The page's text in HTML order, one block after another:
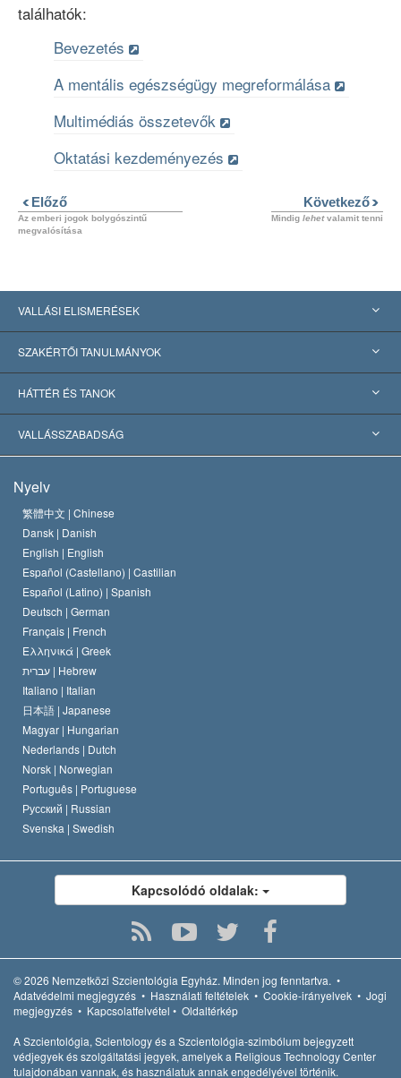
találhatók:
Bevezetés
A mentális egészségügy megreformálása
Multimédiás összetevők
Oktatási kezdeményezés
Előző
Az emberi jogok bolygószintű
megvalósítása
Következő
Mindig lehetvalamit tenni
VALLÁSI ELISMERÉSEK
USA
Nemzetközi elismerések
Jelentős ítéletek
SZAKÉRTŐI TANULMÁNYOK
Tanulmányok kategóriák szerint
A világ legnagyobb szaktekintélyei
HÁTTÉR ÉS TANOK
L. Ron Hubbard
A Szcientológia Egyház hitvallása
A Szcientológus kódex
David Miscavige
VALLÁSSZABADSÁG
Nemzetközi emberi jogi standardok
Nyilatkozat a vallásról
Nyelv
繁體中文 | Chinese
Dansk | Danish
English | English
Español (Castellano) | Castilian
Español (Latino) | Spanish
Deutsch | German
Français | French
Ελληνικά | Greek
עברית | Hebrew
Italiano | Italian
日本語 | Japanese
Magyar | Hungarian
Nederlands | Dutch
Norsk | Norwegian
Português | Portuguese
Русский | Russian
Svenska | Swedish
Kapcsolódó oldalak:
© 2026 Nemzetközi Szcientológia Egyház. Minden jog fenntartva. •
Adatvédelmi megjegyzés • Használati feltételek • Cookie-irányelvek • Jogi
megjegyzés • Kapcsolatfelvétel • Oldaltérkép
A Szcientológia, Scientology és a Szcientológia-szimbólum bejegyzett
védjegyek és szolgáltatási jegyek, amelyek a Religious Technology Center
tulajdonában vannak, és használatuk annak engedélyével történik.